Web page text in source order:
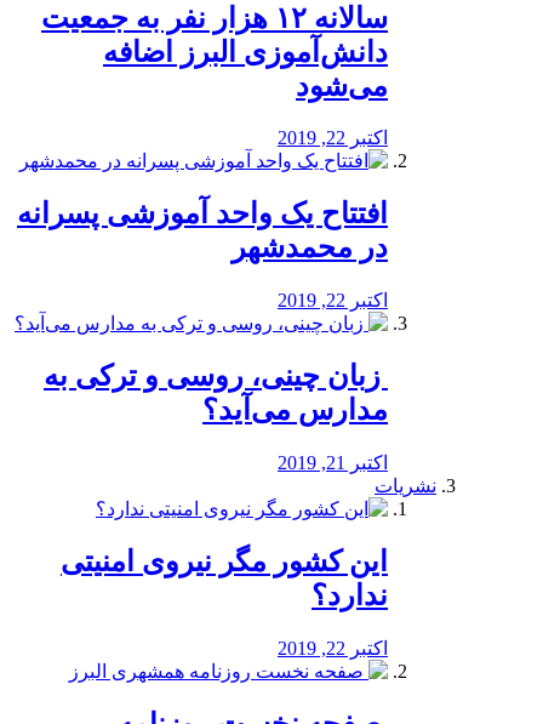
️سالانه ۱۲ هزار نفر به جمعیت
دانش‌آموزی البرز اضافه
می‌شود
اکتبر 22, 2019
افتتاح یک واحد آموزشی پسرانه
در محمدشهر
اکتبر 22, 2019
️ زبان چینی، روسی و ترکی به
مدارس می‌آید؟
اکتبر 21, 2019
نشریات
این کشور مگر نیروی امنیتی
ندارد؟
اکتبر 22, 2019